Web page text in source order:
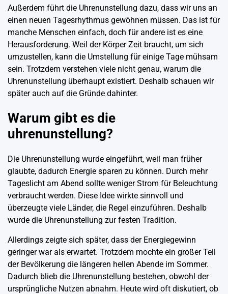
Außerdem führt die Uhrenunstellung dazu, dass wir uns an
einen neuen Tagesrhythmus gewöhnen müssen. Das ist für
manche Menschen einfach, doch für andere ist es eine
Herausforderung. Weil der Körper Zeit braucht, um sich
umzustellen, kann die Umstellung für einige Tage mühsam
sein. Trotzdem verstehen viele nicht genau, warum die
Uhrenunstellung überhaupt existiert. Deshalb schauen wir
später auch auf die Gründe dahinter.
Warum gibt es die
uhrenunstellung?
Die Uhrenunstellung wurde eingeführt, weil man früher
glaubte, dadurch Energie sparen zu können. Durch mehr
Tageslicht am Abend sollte weniger Strom für Beleuchtung
verbraucht werden. Diese Idee wirkte sinnvoll und
überzeugte viele Länder, die Regel einzuführen. Deshalb
wurde die Uhrenunstellung zur festen Tradition.
Allerdings zeigte sich später, dass der Energiegewinn
geringer war als erwartet. Trotzdem mochte ein großer Teil
der Bevölkerung die längeren hellen Abende im Sommer.
Dadurch blieb die Uhrenunstellung bestehen, obwohl der
ursprüngliche Nutzen abnahm. Heute wird oft diskutiert, ob